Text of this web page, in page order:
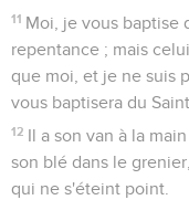
11 Moi, je vous baptise
repentance ; mais
que moi, et je ne suis
vous baptisera du
12 Il a son van à la
son blé dans le
qui ne s'éteint point.